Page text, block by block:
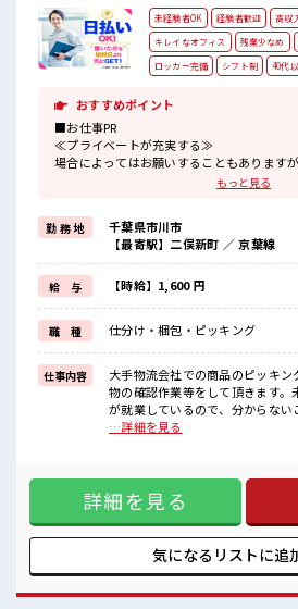
未経験者OK 経験者歓迎 高収
キレイなオフィス
残業少なめ
ロッカー完備
シフト制 40代
おすすめポイント
■お仕事PR
≪プライベートが充実する≫
場合によってはお願いすることもありますが
制服があるので、
毎日の服装の悩み解消♪
≪初めての仕事だけど自分にもできそう≫
新しいことにチャレンジするのは不安だけ
しっかり働く環境が整っています！
イチからスキルUP・ステップUP目指してい
≪自分に向いている仕事が探せる≫
困った事などがあれば、
担当がしっかりサポートします！
■職場の雰囲気
一息つける休憩スペースもあります！
職場にはロッカー完備！
プライベートも謳歌できる☆
もっと見る
勤 務 地
千葉県市川市
【最寄駅】二俣新町 ／ 京葉線
給 与 【時給】1,600 円
職 種 仕分け・梱包・ピッキング
仕事内容
大手物流会社での商品のピッキ
物の確認作業等をして頂きます
が就業しているので、分からない
す。 ■お仕事PR ≪プライベートが充実する≫ 場合によっては
初めての仕事だけど自分にもで
ンジするのは不安だけど、 しっか
す！ イチからスキルUP・ステッ
う！ ≪自分に向いている仕事が
ば、 担当がしっかりサポートします！ ■職場の雰囲気
ける休憩スペースもあります！
ライベートも謳歌できる☆
…詳細を見る
詳細を見る
気になるリストに追